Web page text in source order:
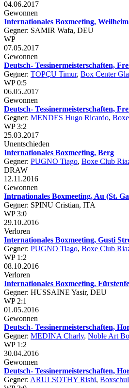
04.06.2017
Gewonnen
Internationales Boxmeeting,
Gegner: SAMIR Wafa, DEU
WP
07.05.2017
Gewonnen
Deutsch- Tessinermeisterschaften,
Gegner: TOPÇU Timur, Box Center
WP 0:5
06.05.2017
Gewonnen
Deutsch- Tessinermeisterschaften,
Gegner: MENDES Hugo Ricardo,
WP 3:2
25.03.2017
Unentschieden
Internationales Boxmeeting, Berg
Gegner: PUGNO Tiago, Boxe Club
DRAW
12.11.2016
Gewonnen
Intrnationales Boxmeeting, Au (St.
Gegner: SPINU Cristian, ITA
WP 3:0
29.10.2016
Verloren
Internationales Boxmeeting, Gusti
Gegner: PUGNO Tiago, Boxe Club
WP 1:2
08.10.2016
Verloren
Internationales Boxmeeting,
Gegner: HUSSAINE Yasir, DEU
WP 2:1
01.05.2016
Gewonnen
Deutsch- Tessinermeisterschaften,
Gegner: MEDINA Charly, Noble Art
WP 1:2
30.04.2016
Gewonnen
Deutsch- Tessinermeisterschaften,
Gegner: ARULSOTHY Rishi,